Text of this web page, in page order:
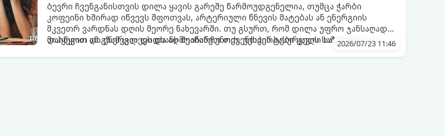
ბევრი ჩვენგანისთვის დილა ყავის გარეშე წარმოუდგენელია, თუმცა ჭარბი
კოფეინი ხშირად იწვევს შფოთვას, არტერიული წნევის მატებას ან ენერგიის
მკვეთრ ვარდნას დღის მეორე ნახევარში. თუ გსურთ, რომ დილა უფრო ჯანსაღად
დაიწყოთ და ენერგია დიდხანს შეინარჩუნოთ, ექსპერტები ყავის სამ საუკეთესო
მიჰყევით ამ გზამკვლევს და აღმოაჩინეთ თქვენთვის სასურველი სასმელი:2026/07/23 11:46